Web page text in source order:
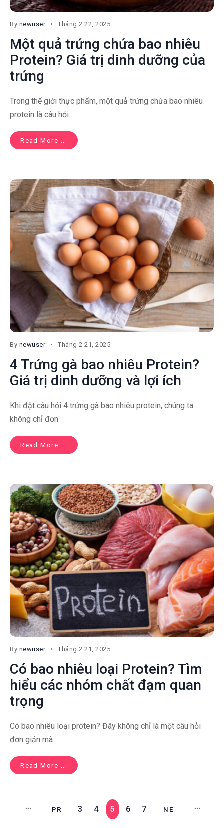
By newuser Tháng 2 22, 2025
Một quả trứng chứa bao nhiêu
Protein? Giá trị dinh dưỡng của
trứng
Trong thế giới thực phẩm, một quả trứng chứa bao nhiêu
protein là câu hỏi
Read More ...
By newuser Tháng 2 21, 2025
4 Trứng gà bao nhiêu Protein?
Giá trị dinh dưỡng và lợi ích
Khi đặt câu hỏi 4 trứng gà bao nhiêu protein, chúng ta
không chỉ đơn
Read More ...
By newuser Tháng 2 21, 2025
Có bao nhiêu loại Protein? Tìm
hiểu các nhóm chất đạm quan
trọng
Có bao nhiêu loại protein? Đây không chỉ là một câu hỏi
đơn giản mà
Read More ...
PR 3 4 5 6 7 NE